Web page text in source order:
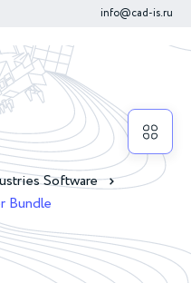
info@cad-is.ru
Software
Bundle